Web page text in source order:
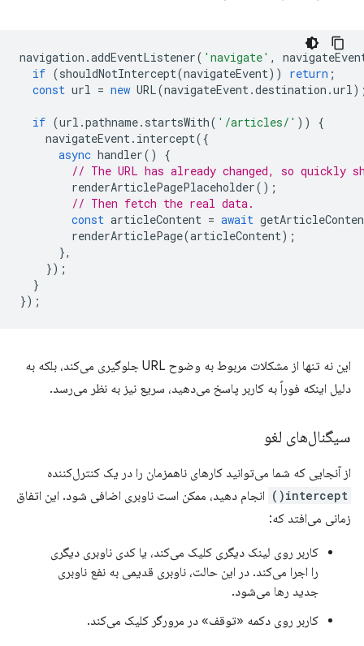
navigation .addEventListener( 'navigate' ,
if (shouldNotIntercept(navigateEvent)) return ;
const url = new URL(navigateEvent.destination .url
if (url .pathname. startsWith( '/articles/' ))
{
navigateEvent. intercept({
async handler()
{
// The URL has already changed, so quickly
renderArticlePagePlaceholder();
// Then fetch the real data.
const articleContent = await
renderArticlePage(articleContent);
},
});
}
});
این نه تنها از مشکلات مربوط به وضوح URL جلوگیری می‌کند، بلکه به
دلیل اینکه فوراً به کاربر پاسخ می‌دهید، سریع نیز به نظر می‌رسد.
سیگنال‌های لغو
از آنجایی که شما می‌توانید کارهای ناهمزمان را در یک کنترل‌کننده
intercept()
انجام دهید، ممکن است ناوبری اضافی شود. این اتفاق
زمانی می‌افتد که:
کاربر روی لینک دیگری کلیک می‌کند، یا کدی ناوبری دیگری
را اجرا می‌کند. در این حالت، ناوبری قدیمی به نفع ناوبری
جدید رها می‌شود.
کاربر روی دکمه «توقف» در مرورگر کلیک می‌کند.